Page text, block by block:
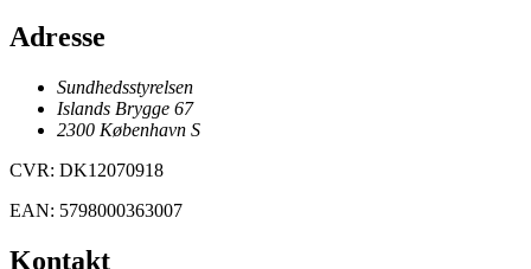
Adresse
Sundhedsstyrelsen
Islands Brygge 67
2300 København S
CVR: DK12070918
EAN: 5798000363007
Kontakt